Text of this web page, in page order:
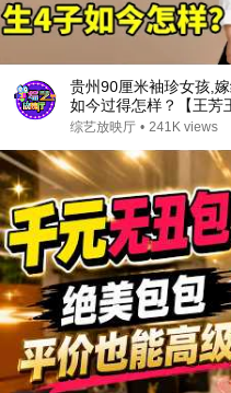
贵州90厘米袖珍女孩,
如今过得怎样？【王芳
综艺放映厅 • 241K views